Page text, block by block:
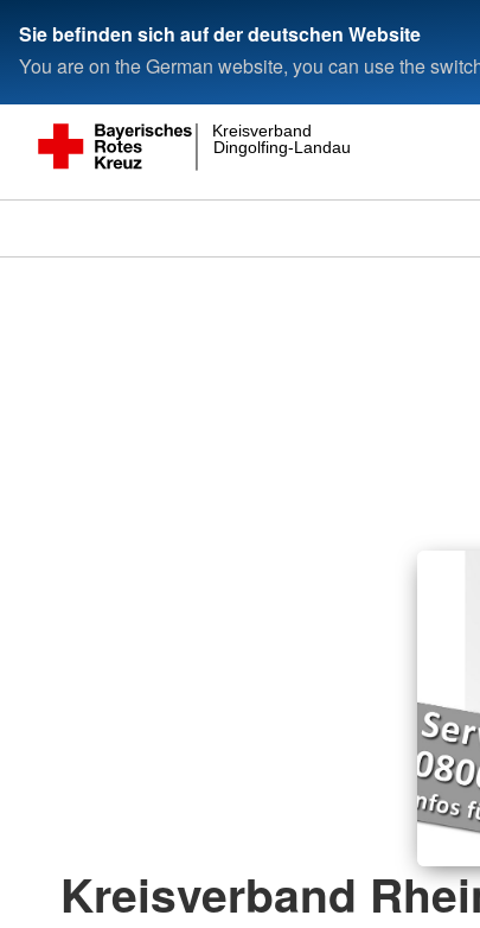
Sie befinden sich auf der deutschen Website
You are on the German website, you can use the
Dingolfing-Landau
Kreisverband
Kreisverband